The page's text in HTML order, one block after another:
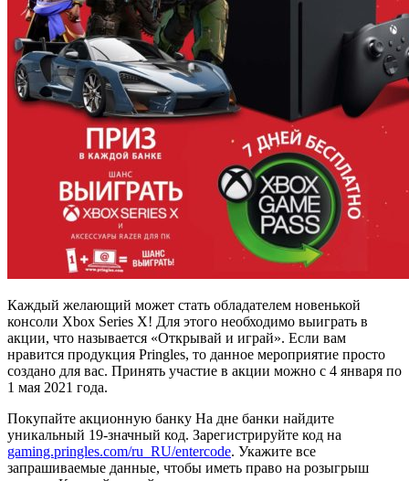
Каждый желающий может стать обладателем новенькой
консоли Xbox Series X! Для этого необходимо выиграть в
акции, что называется «Открывай и играй». Если вам
нравится продукция Pringles, то данное мероприятие просто
создано для вас. Принять участие в акции можно с 4 января по
1 мая 2021 года.
Покупайте акционную банку На дне банки найдите
уникальный 19-значный код. Зарегистрируйте код на
gaming.pringles.com/ru_RU/entercode. Укажите все
запрашиваемые данные, чтобы иметь право на розыгрыш